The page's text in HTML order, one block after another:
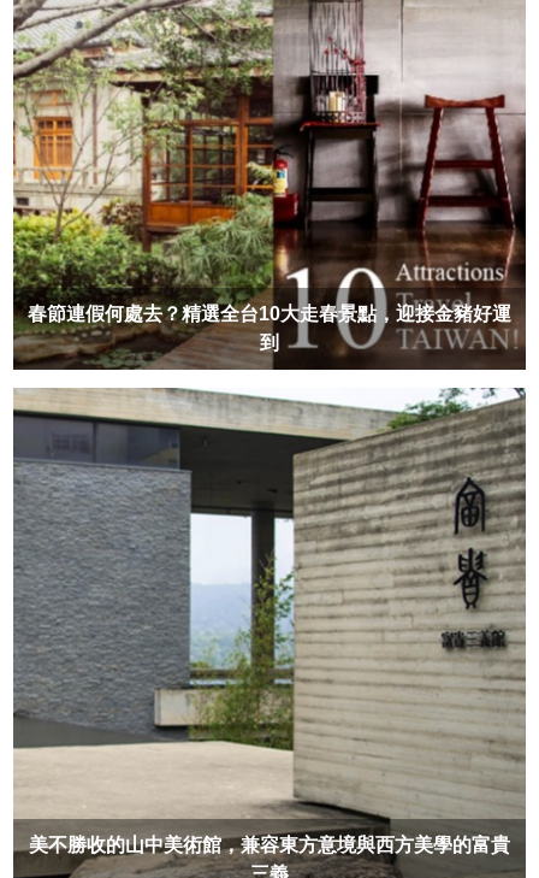
春節連假何處去？精選全台10大走春景點，迎接金豬好運
到
美不勝收的山中美術館，兼容東方意境與西方美學的富貴
三義